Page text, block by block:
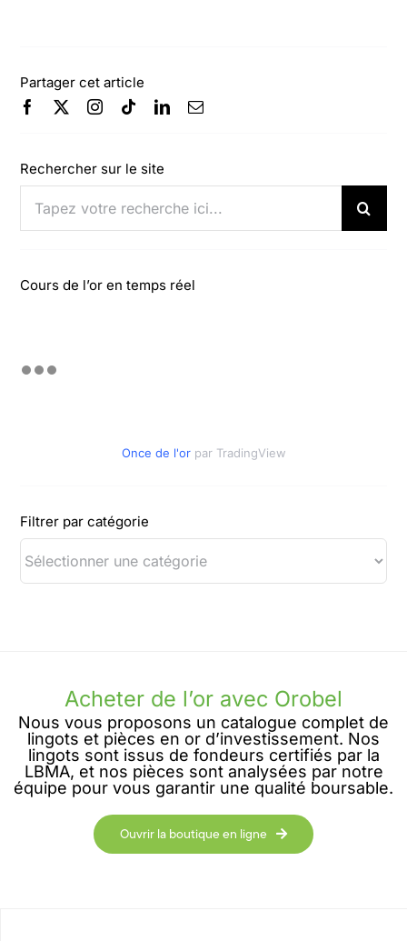
Partager cet article
Rechercher sur le site
Rechercher:
Cours de l’or en temps réel
Once de l'or par TradingView
Filtrer par catégorie
Acheter de l’or avec Orobel
Nous vous proposons un catalogue complet de
lingots et pièces en or d’investissement. Nos
lingots sont issus de fondeurs certifiés par la
LBMA, et nos pièces sont analysées par notre
équipe pour vous garantir une qualité boursable.
Ouvrir la boutique en ligne